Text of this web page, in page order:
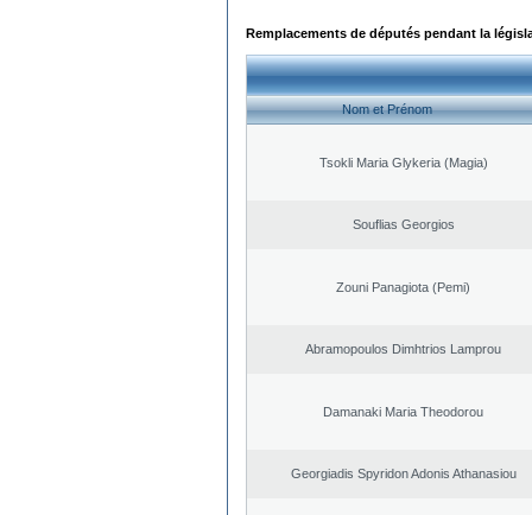
Remplacements de députés pendant la
Nom et Prénom
Tsokli Maria Glykeria (Magia)
Souflias Georgios
Zouni Panagiota (Pemi)
Abramopoulos Dimhtrios Lamprou
Damanaki Maria Theodorou
Georgiadis Spyridon Adonis Athanasiou